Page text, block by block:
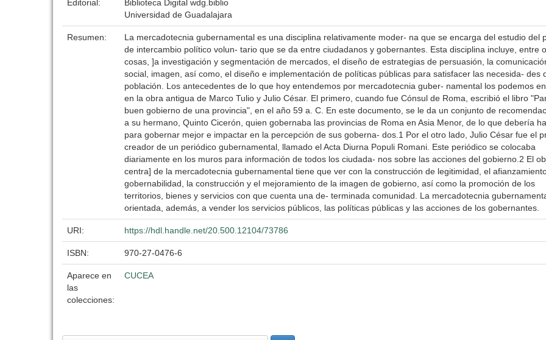
Editorial:
Biblioteca Digital wdg.biblio
Universidad de Guadalajara
Resumen:
La mercadotecnia gubernamental es una disciplina relativamente moder- na que se encarga del estudio del
de intercambio político volun- tario que se da entre ciudadanos y gobernantes. Esta disciplina incluye, entre
cosas, ]a investigación y segmentación de mercados, el diseño de estrategias de persuasión, la
social, imagen, así como, el diseño e implementación de políticas públicas para satisfacer las necesida- des
población. Los antecedentes de lo que hoy entendemos por mercadotecnia guber- namental los podemos
en la obra antigua de Marco Tulio y Julio César. El primero, cuando fue Cónsul de Roma, escribió el libro
buen gobierno de una provincia", en el año 59 a. C. En este documento, se le da un conjunto de
a su hermano, Quinto Cicerón, quien gobernaba las provincias de Roma en Asia Menor, de lo que debería
para gobernar mejor e impactar en la percepción de sus goberna- dos.1 Por el otro lado, Julio César fue el
creador de un periódico gubernamental, llamado el Acta Diurna Populi Romani. Este periódico se colocaba
diariamente en los muros para información de todos los ciudada- nos sobre las acciones del gobierno.2 El
centra] de la mercadotecnia gubernamental tiene que ver con la construcción de legitimidad, el
gobernabilidad, la construcción y el mejoramiento de la imagen de gobierno, así como la promoción de los
territorios, bienes y servicios con que cuenta una de- terminada comunidad. La mercadotecnia
orientada, además, a vender los servicios públicos, las políticas públicas y las acciones de los gobernantes.
URI: https://hdl.handle.net/20.500.12104/73786
ISBN: 970-27-0476-6
Aparece en
las
colecciones:
CUCEA